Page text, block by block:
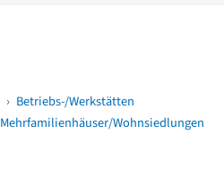
› Betriebs-/Werkstätten
Mehrfamilienhäuser/Wohnsiedlungen